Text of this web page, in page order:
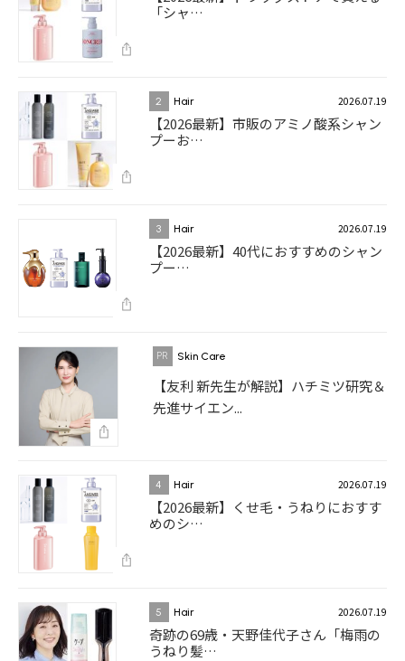
「シャ…
2 Hair 2026.07.19
【2026最新】市販のアミノ酸系シャン
プーお…
3 Hair 2026.07.19
【2026最新】40代におすすめのシャン
プー…
Skin Care
【友利 新先生が解説】ハチミツ研究＆
先進サイエン...
4 Hair 2026.07.19
【2026最新】くせ毛・うねりにおすす
めのシ…
5 Hair 2026.07.19
奇跡の69歳・天野佳代子さん「梅雨の
うねり髪…